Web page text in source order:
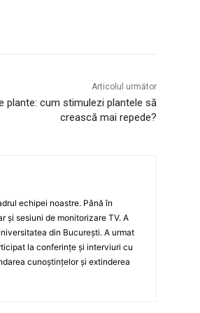
Articolul următor
plante: cum stimulezi plantele să
crească mai repede?
echipei noastre. Până în
și sesiuni de monitorizare TV. A
din București. A urmat
la conferințe și interviuri cu
cunoștințelor și extinderea